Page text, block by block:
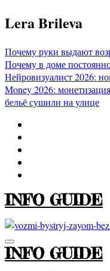
Перейти
к
Lera Brileva
Почему руки выдают
Почему в доме
Нейровизуалист 2026:
Money 2026:
бельё сушили на улице
INFO GUIDE
INFO GUIDE